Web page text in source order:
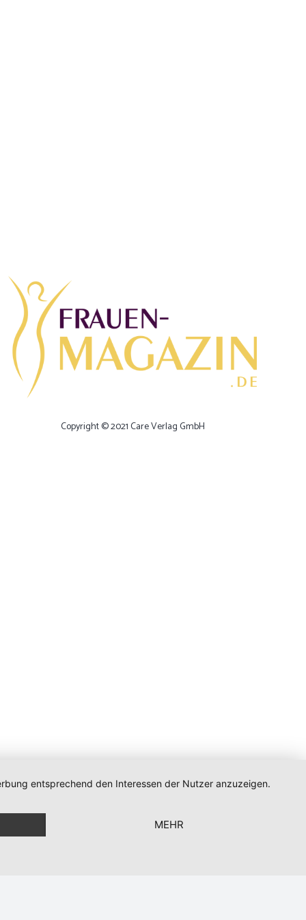
Copyright © 2021 Care Verlag GmbH
entsprechend den Interessen der Nutzer anzuzeigen.
MEHR